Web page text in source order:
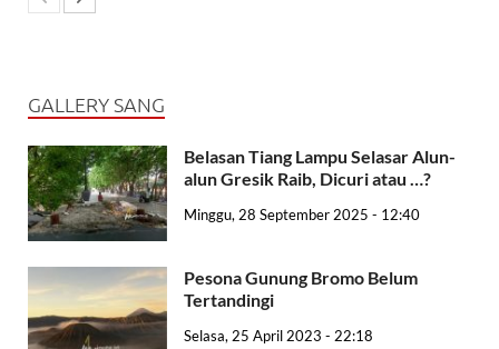
GALLERY SANG
Belasan Tiang Lampu Selasar Alun-
alun Gresik Raib, Dicuri atau …?
Minggu, 28 September 2025 - 12:40
Pesona Gunung Bromo Belum
Tertandingi
Selasa, 25 April 2023 - 22:18